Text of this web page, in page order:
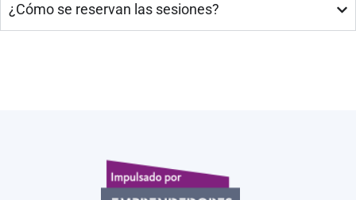
¿Cómo se reservan las sesiones?